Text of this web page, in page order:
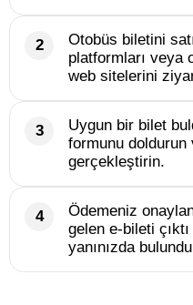
Otobüs biletini
platformları veya
web sitelerini
Uygun bir bilet
formunu doldurun
gerçekleştirin.
Ödemeniz
gelen e-bileti
yanınızda